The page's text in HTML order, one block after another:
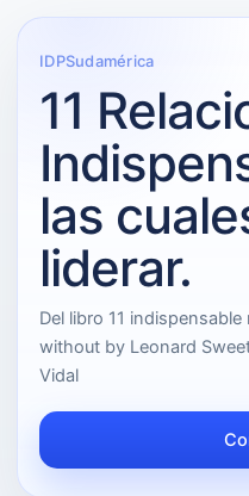
IDPSudamérica
11
las
liderar.
Del libro 11
without by Leonard
Vidal